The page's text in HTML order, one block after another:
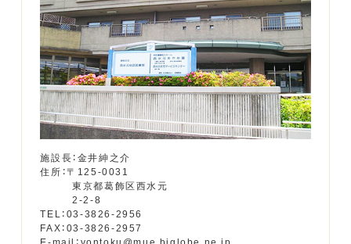
施設長：金井紳之介
住所：〒125-0031
東京都葛飾区西水元
2-2-8
TEL：03-3826-2956
FAX：03-3826-2957